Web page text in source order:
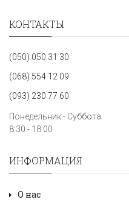
КОНТАКТЫ
(050) 050 31 30
(068) 554 12 09
(093) 230 77 60
Понедельник - Суббота
8:30 - 18:00
ИНФОРМАЦИЯ
О нас